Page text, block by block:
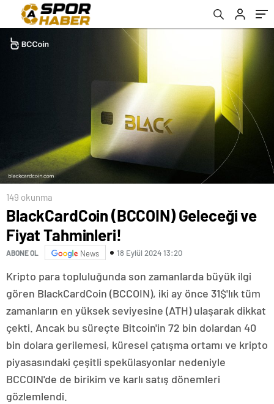
149 okunma
BlackCardCoin (BCCOIN) Geleceği ve
Fiyat Tahminleri!
ABONE OL News 18 Eylül 2024 13:20
Kripto para topluluğunda son zamanlarda büyük ilgi
gören BlackCardCoin (BCCOIN), iki ay önce 31$'lık tüm
zamanların en yüksek seviyesine (ATH) ulaşarak dikkat
çekti. Ancak bu süreçte Bitcoin'in 72 bin dolardan 40
bin dolara gerilemesi, küresel çatışma ortamı ve kripto
piyasasındaki çeşitli spekülasyonlar nedeniyle
BCCOIN'de de birikim ve karlı satış dönemleri
gözlemlendi.